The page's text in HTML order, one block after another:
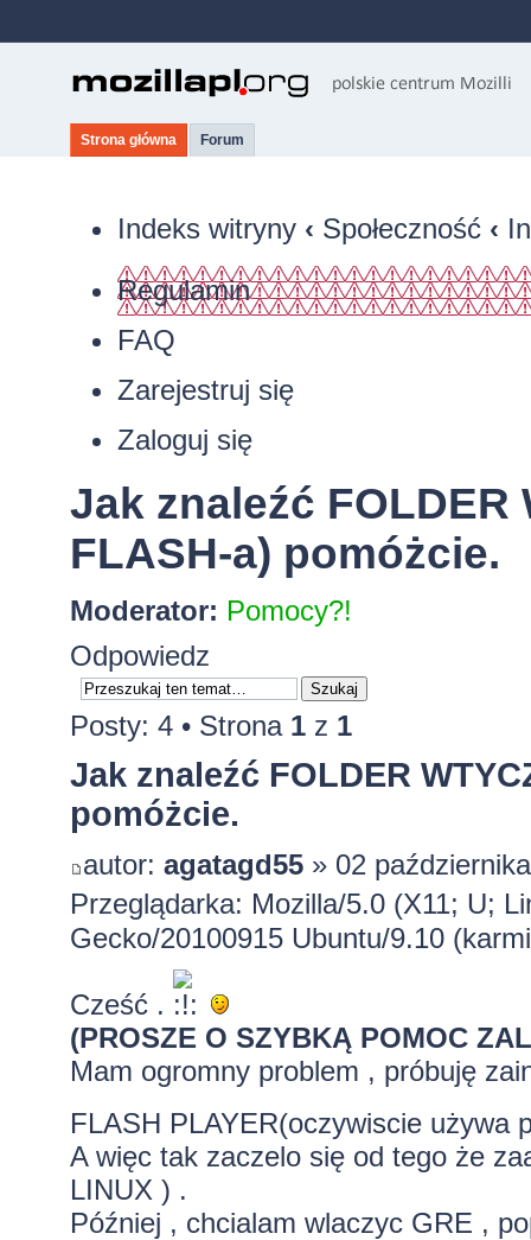
Strona główna Forum
Indeks witryny ‹ Społeczność ‹
Regulamin
FAQ
Zarejestruj się
Zaloguj się
Jak znaleźć FOLDER
FLASH-a) pomóżcie.
Moderator: Pomocy?!
Odpowiedz
Posty: 4 • Strona 1z 1
Jak znaleźć FOLDER
pomóżcie.
autor: agatagd55» 02
Przeglądarka: Mozilla/5.0 (X11; U;
Gecko/20100915 Ubuntu/9.10
Cześć .
(PROSZE O SZYBKĄ POMOC
Mam ogromny problem , próbuję
FLASH PLAYER(oczywiscie
A więc tak zaczelo się od tego że
LINUX ) .
Później , chcialam wlaczyc GRE ,